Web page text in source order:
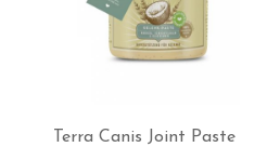
Terra Canis Joint Paste